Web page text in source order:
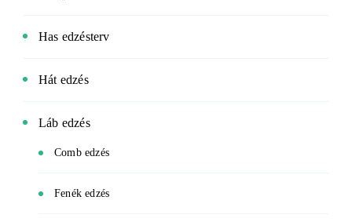
Has edzésterv
Hát edzés
Láb edzés
Comb edzés
Fenék edzés